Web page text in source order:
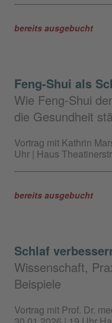
bereits ausgebucht
Feng-Shui als
Wie Feng-Shui
die Gesundheit
Vortrag mit Kathrin
Uhr | Haus
bereits ausgebucht
Schlaf
Wissenschaft,
Beispiele
Vortrag mit Prof. Dr.